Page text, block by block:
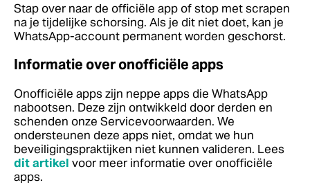
Stap over naar de officiële app of stop met scrapen
na je tijdelijke schorsing. Als je dit niet doet, kan je
WhatsApp-account permanent worden geschorst.
Informatie over onofficiële apps
Onofficiële apps zijn neppe apps die WhatsApp
nabootsen. Deze zijn ontwikkeld door derden en
schenden onze Servicevoorwaarden. We
ondersteunen deze apps niet, omdat we hun
beveiligingspraktijken niet kunnen valideren. Lees
dit artikel voor meer informatie over onofficiële
apps.